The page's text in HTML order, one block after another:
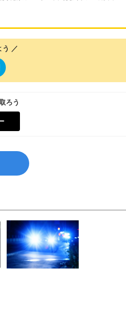
う ／
ろう